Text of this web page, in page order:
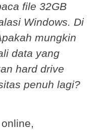
file 32GB
Windows. Di
mungkin
data yang
hard drive
penuh lagi?